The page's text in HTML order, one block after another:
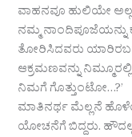
ವಾಹನವೂ ಹುಲಿಯೇ
ನಮ್ಮ ನಾಂದಿಪೂಜೆಯನ್ನು
ತೋರಿಸಿದವರು
ಆಕ್ರಮಣವನ್ನು
ನಿಮಗೆ ಗೊತ್ತುಂಟೋ…?’
ಮಾತಿನರ್ಥ ಮೆಲ್ಲನೆ
ಯೋಚನೆಗೆ ಬಿದ್ದರು.